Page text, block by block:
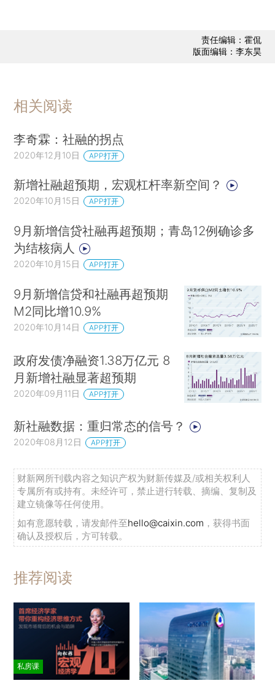
责任编辑：霍侃
版面编辑：李东昊
相关阅读
李奇霖：社融的拐点
2020年12月10日 APP打开
新增社融超预期，宏观杠杆率新空间？
2020年10月15日 APP打开
9月新增信贷社融再超预期；青岛12例确诊多
为结核病人
2020年10月15日 APP打开
9月新增信贷和社融再超预期
M2同比增10.9%
2020年10月14日 APP打开
政府发债净融资1.38万亿元 8
月新增社融显著超预期
2020年09月11日 APP打开
新社融数据：重归常态的信号？
2020年08月12日 APP打开
财新网所刊载内容之知识产权为财新传媒及/或相关权利人
专属所有或持有。未经许可，禁止进行转载、摘编、复制及
建立镜像等任何使用。
如有意愿转载，请发邮件至hello@caixin.com ，获得书面
确认及授权后，方可转载。
推荐阅读
私房课